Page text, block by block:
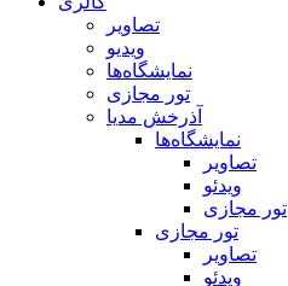
تصاویر
ویدیو
نمایشگاه‌ها
تور مجازی
آذرخش مدیا
نمایشگاه‌ها
تصاویر
ویدئو
تور مجازی
تور مجازی
تصاویر
ویدئو